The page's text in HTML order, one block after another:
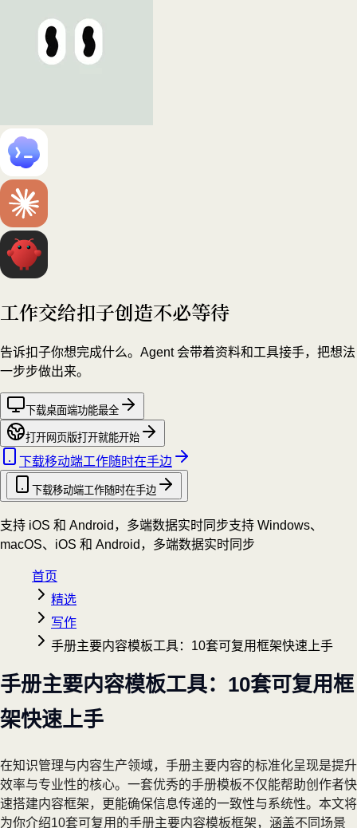
工作交给扣子创造不必等待
告诉扣子你想完成什么。Agent 会带着资料和工具接手，把想法
一步步做出来。
下载桌面端功能最全
打开网页版打开就能开始
下载移动端工作随时在手边
下载移动端工作随时在手边
支持 iOS 和 Android，多端数据实时同步支持 Windows、
macOS、iOS 和 Android，多端数据实时同步
首页
精选
写作
手册主要内容模板工具：10套可复用框架快速上手
手册主要内容模板工具：10套可复用框
架快速上手
在知识管理与内容生产领域，手册主要内容的标准化呈现是提升
效率与专业性的核心。一套优秀的手册模板不仅能帮助创作者快
速搭建内容框架，更能确保信息传递的一致性与系统性。本文将
为你介绍10套可复用的手册主要内容模板框架，涵盖不同场景